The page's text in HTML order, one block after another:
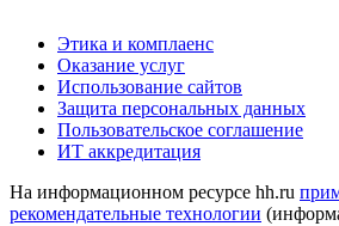
Этика и комплаенс
Оказание услуг
Использование сайтов
Защита персональных данных
Пользовательское соглашение
ИТ аккредитация
На информационном ресурсе hh.ru
рекомендательные технологии